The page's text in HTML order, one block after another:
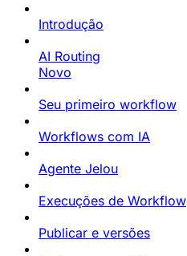
Introdução
AI Routing
Novo
Seu primeiro workflow
Workflows com IA
Agente Jelou
Execuções de Workflow
Publicar e versões